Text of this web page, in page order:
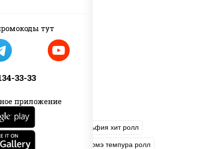
тут
33-33
приложение
Каппа маки Филадельфия хит ролл
Калифорния хит 2 Гурмэ темпура ролл